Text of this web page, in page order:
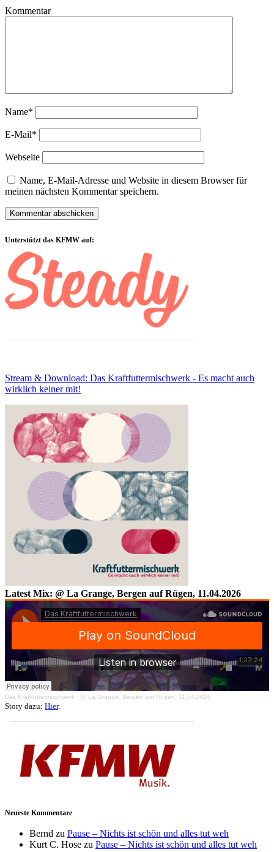
Kommentar
Name*
E-Mail*
Webseite
Name, E-Mail-Adresse und Website in diesem Browser für
meinen nächsten Kommentar speichern.
Sidebar
Unterstützt das KFMW auf:
Stream & Download: Das Kraftfuttermischwerk - Es macht auch
wirklich keiner mit!
Latest Mix: @ La Grange, Bergen auf Rügen, 11.04.2026
Das Kraftfuttermischwerk · @ La Grange, Bergen auf Rügen, 11.04.2026
Story dazu: Hier.
Neueste Kommentare
Bernd zu Pause – Nichts ist schön und alles tut weh
Kurt C. Hose zu Pause – Nichts ist schön und alles tut weh